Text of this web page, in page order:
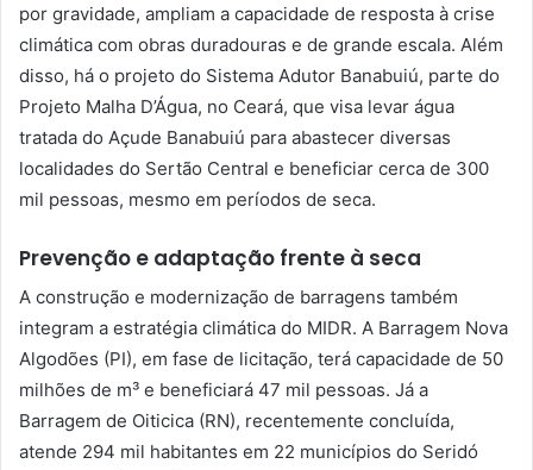
por gravidade, ampliam a capacidade de resposta à crise
climática com obras duradouras e de grande escala. Além
disso, há o projeto do Sistema Adutor Banabuiú, parte do
Projeto Malha D’Água, no Ceará, que visa levar água
tratada do Açude Banabuiú para abastecer diversas
localidades do Sertão Central e beneficiar cerca de 300
mil pessoas, mesmo em períodos de seca.
Prevenção e adaptação frente à seca
A construção e modernização de barragens também
integram a estratégia climática do MIDR. A Barragem Nova
Algodões (PI), em fase de licitação, terá capacidade de 50
milhões de m³ e beneficiará 47 mil pessoas. Já a
Barragem de Oiticica (RN), recentemente concluída,
atende 294 mil habitantes em 22 municípios do Seridó